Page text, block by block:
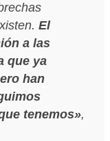
El
a las
que ya
han
tenemos»,